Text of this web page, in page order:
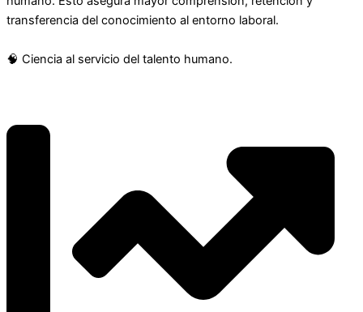
transferencia del conocimiento al entorno laboral.
🧠 Ciencia al servicio del talento humano.